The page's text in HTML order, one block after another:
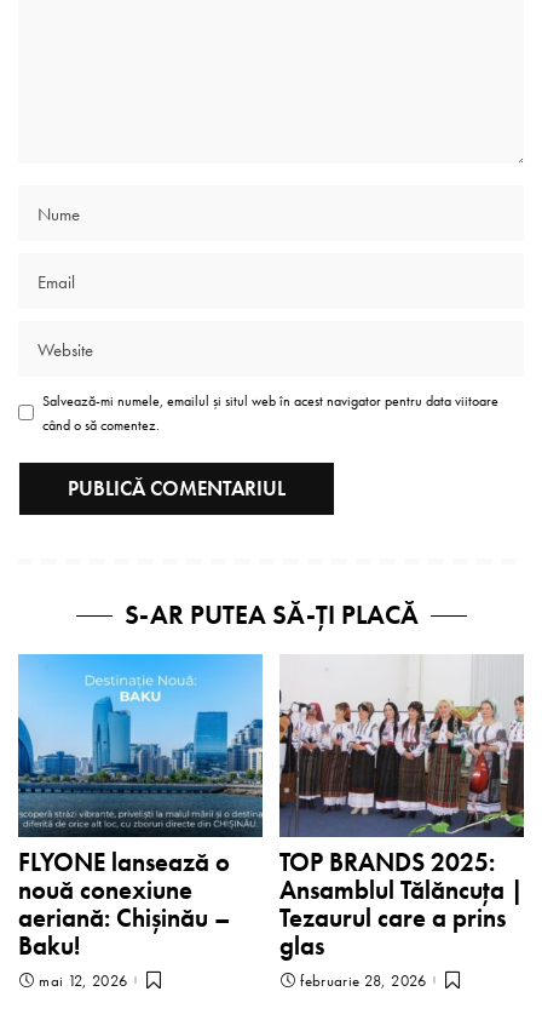
Salvează-mi numele, emailul și situl web în acest navigator pentru data viitoare
când o să comentez.
S-AR PUTEA SĂ-ȚI PLACĂ
FLYONE lansează o
nouă conexiune
aeriană: Chișinău –
Baku!
mai 12, 2026
TOP BRANDS 2025:
Ansamblul Tălăncuța |
Tezaurul care a prins
glas
februarie 28, 2026